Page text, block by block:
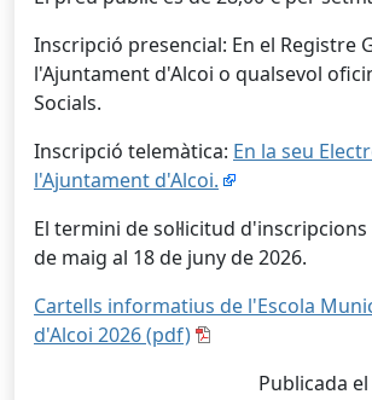
Inscripció presencial: En el Registre
l'Ajuntament d'Alcoi o qualsevol
Socials.
Inscripció telemàtica: En la seu
l'Ajuntament d'Alcoi.
El termini de sol·licitud d'inscripcions
de maig al 18 de juny de 2026.
Cartells informatius de l'Escola
d'Alcoi 2026 (pdf)
Publicada